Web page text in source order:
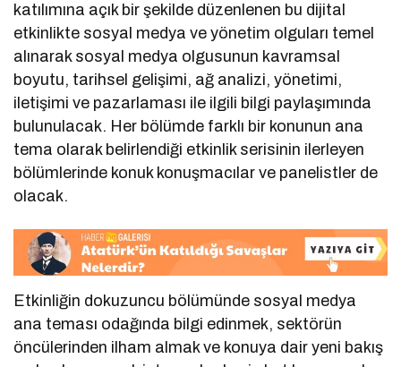
katılımına açık bir şekilde düzenlenen bu dijital
etkinlikte sosyal medya ve yönetim olguları temel
alınarak sosyal medya olgusunun kavramsal
boyutu, tarihsel gelişimi, ağ analizi, yönetimi,
iletişimi ve pazarlaması ile ilgili bilgi paylaşımında
bulunulacak. Her bölümde farklı bir konunun ana
tema olarak belirlendiği etkinlik serisinin ilerleyen
bölümlerinde konuk konuşmacılar ve panelistler de
olacak.
Etkinliğin dokuzuncu bölümünde sosyal medya
ana teması odağında bilgi edinmek, sektörün
öncülerinden ilham almak ve konuya dair yeni bakış